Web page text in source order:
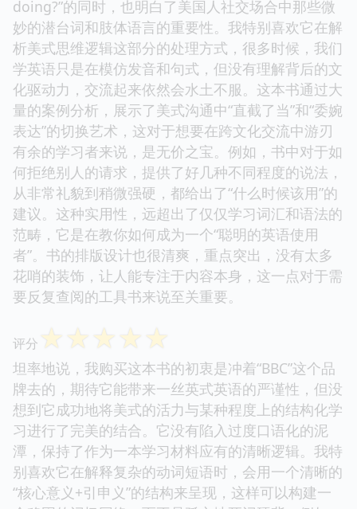
doing?”的同时，也明白了美国人社交场合中那些微
妙的潜台词和肢体语言的重要性。我特别喜欢它在解
析美式思维逻辑这部分的处理方式，很多时候，我们
学英语只是在模仿发音和句式，但没有理解背后的文
化驱动力，交流起来依然会水土不服。这本书通过大
量的案例分析，展示了美式沟通中“直截了当”和“委婉
表达”的切换艺术，这对于想要在跨文化交流中游刃
有余的学习者来说，是无价之宝。例如，书中对于如
何拒绝别人的请求，提供了好几种不同程度的说法，
从非常礼貌到稍微强硬，都给出了“什么时候该用”的
建议。这种实用性，远超出了仅仅学习词汇和语法的
范畴，它是在教你如何成为一个“聪明的英语使用
者”。书的排版设计也很清爽，重点突出，没有太多
花哨的装饰，让人能专注于内容本身，这一点对于需
要反复查阅的工具书来说至关重要。
评分 ☆☆☆☆☆
坦率地说，我购买这本书的初衷是冲着“BBC”这个品
牌去的，期待它能带来一丝英式英语的严谨性，但没
想到它成功地将美式的活力与某种程度上的结构化学
习进行了完美的结合。它没有陷入过度口语化的泥
潭，保持了作为一本学习材料应有的清晰逻辑。我特
别喜欢它在解释复杂的动词短语时，会用一个清晰的
“核心意义+引申义”的结构来呈现，这样可以构建一